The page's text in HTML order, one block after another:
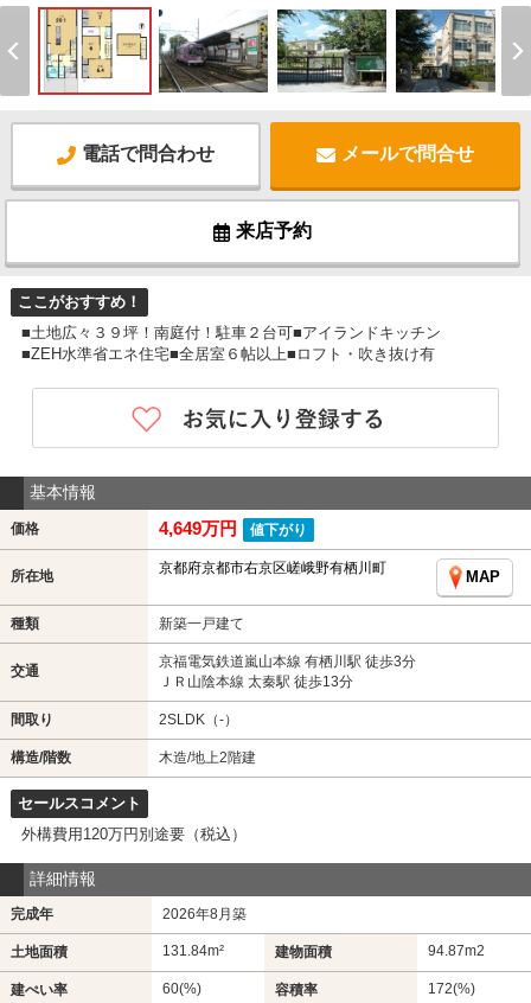
電話で問合わせ メールで問合せ
来店予約
ここがおすすめ！
■土地広々３９坪！南庭付！駐車２台可■アイランドキッチン
■ZEH水準省エネ住宅■全居室６帖以上■ロフト・吹き抜け有
基本情報
価格 4,649万円 値下がり
所在地 京都府京都市右京区嵯峨野有栖川町
MAP
種類 新築一戸建て
交通
京福電気鉄道嵐山本線 有栖川駅 徒歩3分
ＪＲ山陰本線 太秦駅 徒歩13分
間取り 2SLDK（-）
構造/階数 木造/地上2階建
セールスコメント
外構費用120万円別途要（税込）
詳細情報
完成年 2026年8月築
土地面積 131.84m² 建物面積 94.87m2
建ぺい率 60(%) 容積率 172(%)